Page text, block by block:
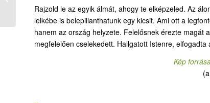
Rajzold le az egyik álmát, ahogy te elképzeled. Az
lelkébe is belepillanthatunk egy kicsit. Ami ott a
hanem az ország helyzete. Felelősnek érezte magát
megfelelően cselekedett. Hallgatott Istenre, elfogadta
Kép
Potifárnál, a börtönben
és a fáraó...